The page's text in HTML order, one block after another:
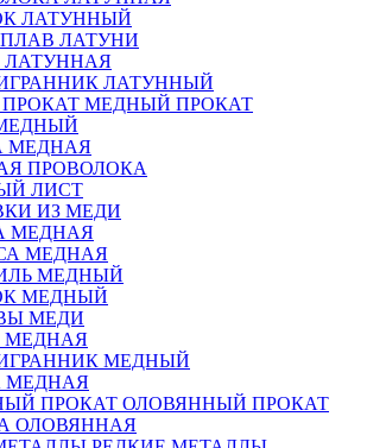
ЛАТУННЫЙ
ЛАТУНИ
ЛАТУННАЯ
ЛАТУННЫЙ
МЕДНЫЙ ПРОКАТ
МЕДНАЯ
ПРОВОЛОКА
ЛИСТ
ИЗ МЕДИ
МЕДНАЯ
МЕДНАЯ
МЕДНЫЙ
МЕДНЫЙ
МЕДИ
МЕДНАЯ
МЕДНЫЙ
ОЛОВЯННЫЙ ПРОКАТ
ОЛОВЯННАЯ